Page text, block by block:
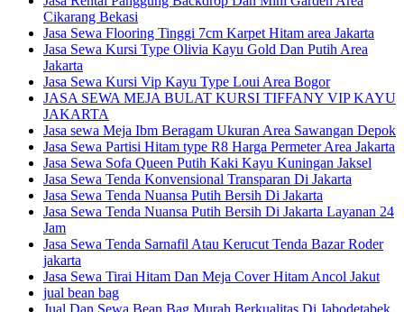
Cikarang Bekasi
Jasa Sewa Flooring Tinggi 7cm Karpet Hitam area Jakarta
Jasa Sewa Kursi Type Olivia Kayu Gold Dan Putih Area
Jakarta
Jasa Sewa Kursi Vip Kayu Type Loui Area Bogor
JASA SEWA MEJA BULAT KURSI TIFFANY VIP KAYU
JAKARTA
Jasa sewa Meja Ibm Beragam Ukuran Area Sawangan Depok
Jasa Sewa Partisi Hitam type R8 Harga Permeter Area Jakarta
Jasa Sewa Sofa Queen Putih Kaki Kayu Kuningan Jaksel
Jasa Sewa Tenda Konvensional Transparan Di Jakarta
Jasa Sewa Tenda Nuansa Putih Bersih Di Jakarta
Jasa Sewa Tenda Nuansa Putih Bersih Di Jakarta Layanan 24
Jam
Jasa Sewa Tenda Sarnafil Atau Kerucut Tenda Bazar Roder
jakarta
Jasa Sewa Tirai Hitam Dan Meja Cover Hitam Ancol Jakut
jual bean bag